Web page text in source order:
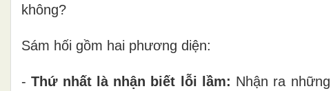
không?
Sám hối gồm hai phương diện:
-Thứ nhất là nhận biết lỗi lầm: Nhận ra